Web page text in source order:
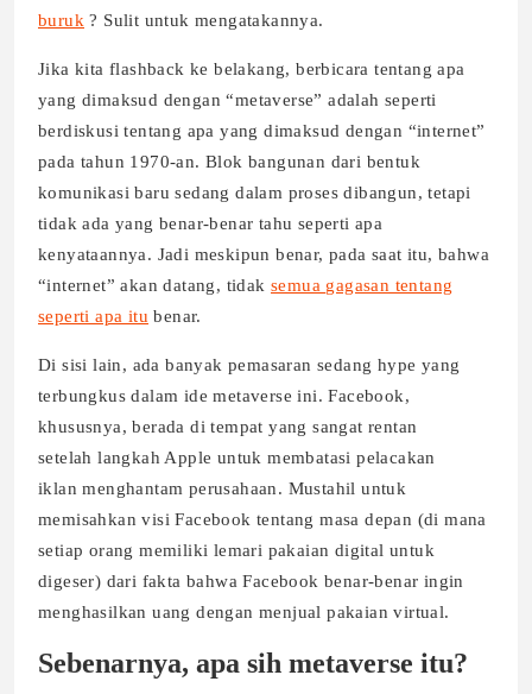
buruk ? Sulit untuk mengatakannya.
Jika kita flashback ke belakang, berbicara tentang apa
yang dimaksud dengan “metaverse” adalah seperti
berdiskusi tentang apa yang dimaksud dengan “internet”
pada tahun 1970-an. Blok bangunan dari bentuk
komunikasi baru sedang dalam proses dibangun, tetapi
tidak ada yang benar-benar tahu seperti apa
kenyataannya. Jadi meskipun benar, pada saat itu, bahwa
“internet” akan datang, tidak semua gagasan tentang
seperti apa itu benar.
Di sisi lain, ada banyak pemasaran sedang hype yang
terbungkus dalam ide metaverse ini. Facebook,
khususnya, berada di tempat yang sangat rentan
setelah langkah Apple untuk membatasi pelacakan
iklan menghantam perusahaan. Mustahil untuk
memisahkan visi Facebook tentang masa depan (di mana
setiap orang memiliki lemari pakaian digital untuk
digeser) dari fakta bahwa Facebook benar-benar ingin
menghasilkan uang dengan menjual pakaian virtual.
Sebenarnya, apa sih metaverse itu?